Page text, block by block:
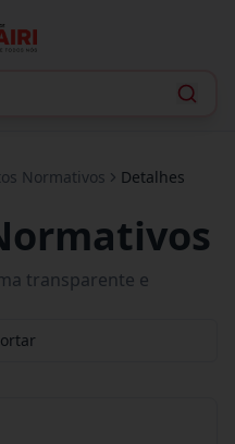
Normativos Detalhes
transparente e